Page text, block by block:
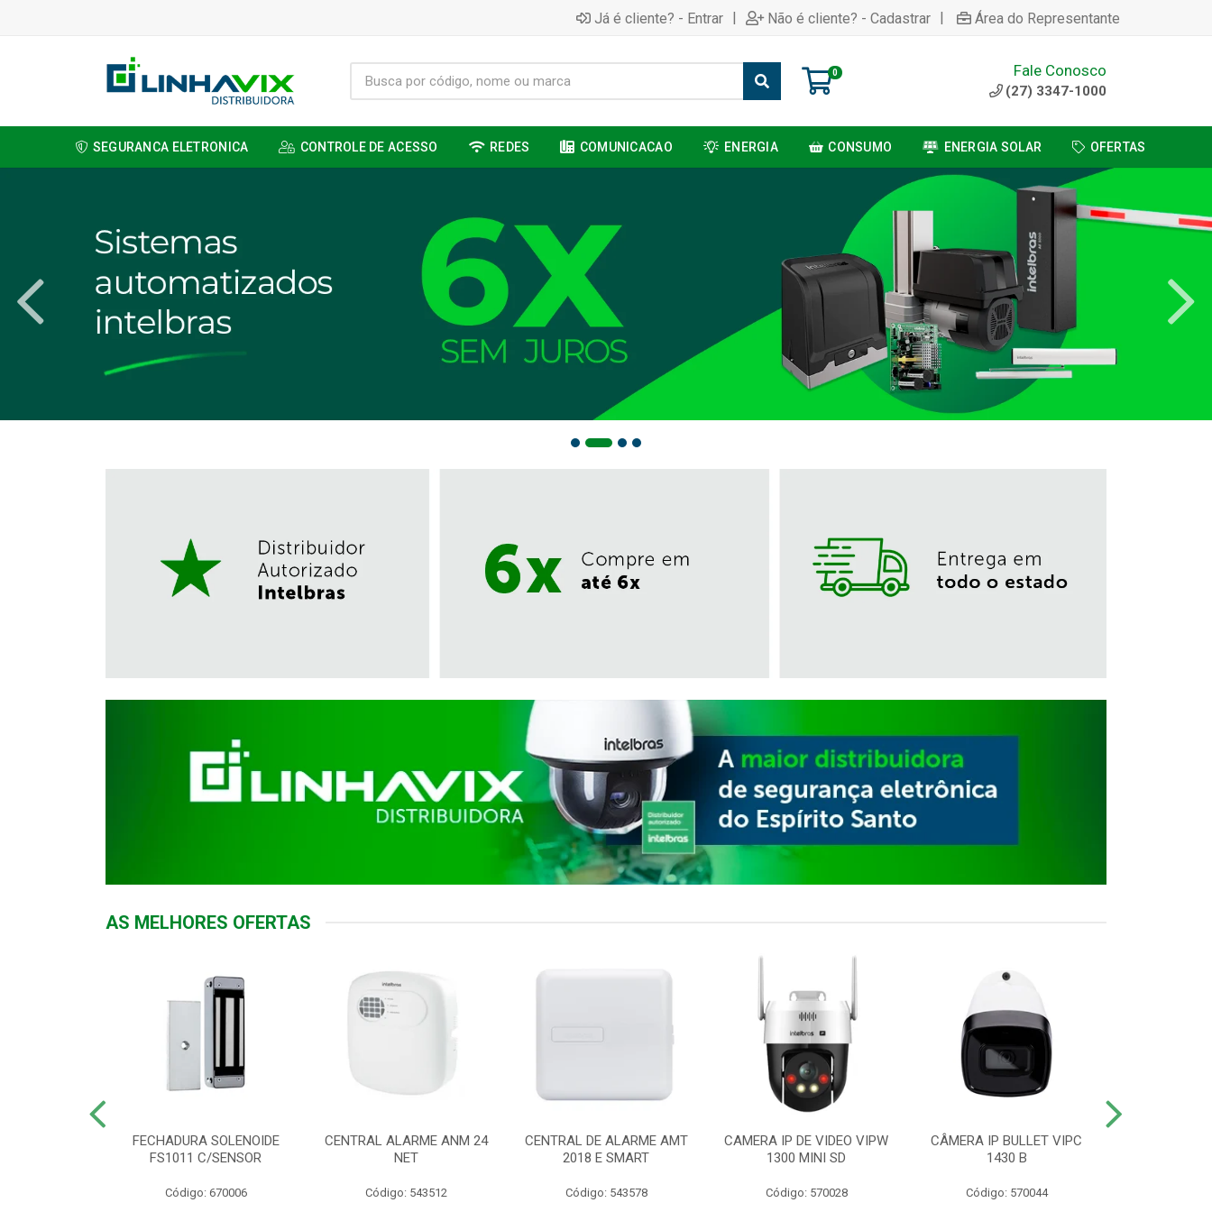
Já é cliente? - Entrar | Não é cliente? - Cadastrar | Área do Representante
0 Fale Conosco
(27) 3347-1000
SEGURANCA ELETRONICA CONTROLE DE ACESSO REDES COMUNICACAO ENERGIA CONSUMO ENERGIA SOLAR OFERTAS
AS MELHORES OFERTAS
FECHADURA SOLENOIDE
FS1011 C/SENSOR
Código: 670006
CENTRAL ALARME ANM 24
NET
Código: 543512
CENTRAL DE ALARME AMT
2018 E SMART
Código: 543578
CAMERA IP DE VIDEO VIPW
1300 MINI SD
Código: 570028
CÂMERA IP BULLET VIPC
1430 B
Código: 570044